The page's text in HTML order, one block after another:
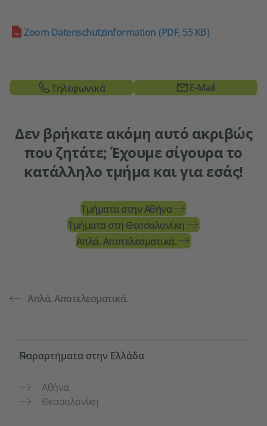
Zoom Datenschutzinformation (PDF, 55 KB)
Τηλεφωνικά E-Mail
Δεν βρήκατε ακόμη αυτό ακριβώς
που ζητάτε; Έχουμε σίγουρα το
κατάλληλο τμήμα και για εσάς!
Τμήματα στην Αθήνα
Τμήματα στη Θεσσαλονίκη
Απλά. Αποτελεσματικά.
Απλά. Αποτελεσματικά.
Service- und Informationsbereich
Παραρτήματα στην Ελλάδα
Αθήνα
Θεσσαλονίκη